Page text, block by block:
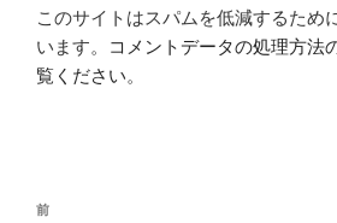
このサイトはスパムを低減するため
います。
コメントデータの処理方法
覧ください。
投
前
前